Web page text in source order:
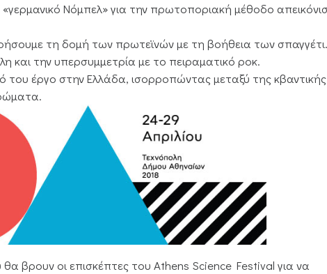
Νόμπελ» για την πρωτοποριακή μέθοδο
τη δομή των πρωτεϊνών με τη βοήθεια των σπαγγέτι.
και την υπερσυμμετρία με το πειραματικό ροκ.
του έργο στην Ελλάδα, ισορροπώντας μεταξύ της κβαντικής
βρουν οι επισκέπτες του Athens Science Festival για να